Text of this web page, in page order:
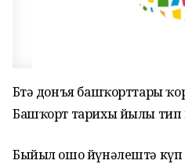
Бөтә донъя башҡорттары
Башҡорт тарихы йылы тип
Быйыл ошо йүнәлештә күп